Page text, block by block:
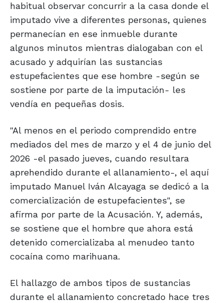
habitual observar concurrir a la casa donde el
imputado vive a diferentes personas, quienes
permanecían en ese inmueble durante
algunos minutos mientras dialogaban con el
acusado y adquirían las sustancias
estupefacientes que ese hombre -según se
sostiene por parte de la imputación- les
vendía en pequeñas dosis.
"Al menos en el periodo comprendido entre
mediados del mes de marzo y el 4 de junio del
2026 -el pasado jueves, cuando resultara
aprehendido durante el allanamiento-, el aquí
imputado Manuel Iván Alcayaga se dedicó a la
comercialización de estupefacientes", se
afirma por parte de la Acusación. Y, además,
se sostiene que el hombre que ahora está
detenido comercializaba al menudeo tanto
cocaína como marihuana.
El hallazgo de ambos tipos de sustancias
durante el allanamiento concretado hace tres